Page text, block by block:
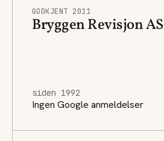
GODKJENT 2011
Bryggen Revisjon AS
siden 1992
Ingen Google anmeldelser